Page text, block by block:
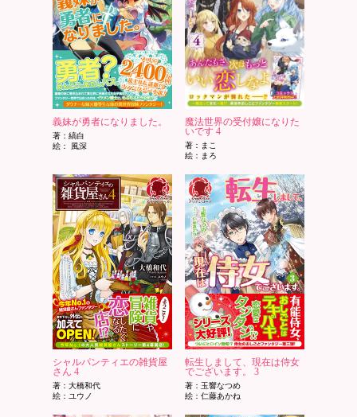
義妹が勇者になりました。
著：縞白
絵： 風深
魔法世界の受付嬢になりた
いです 4
著：まこ
絵：まろ
シャルパンティエの雑貨屋
さん 4
著：大橋和代
絵：ユウノ
転生しまして、現在は侍女
でございます。 3
著：玉響なつめ
絵：仁藤あかね